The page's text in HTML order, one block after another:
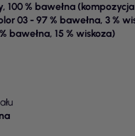
100 % bawełna
03 - 97 % bawełna, 3 %
bawełna, 15 % wiskoza)